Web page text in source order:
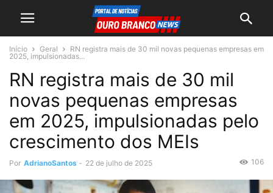
Início Geral
RN registra mais de 30 mil novas pequenas empresas em
2025, impulsionadas...
RN registra mais de 30 mil
novas pequenas empresas
em 2025, impulsionadas pelo
crescimento dos MEIs
Por AdrianoSantos - 22 de julho de 2025 106